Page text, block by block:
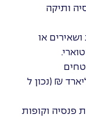
ותיקה
ושאירים או
כ-5,700 מבוטחים
ונכסיה עומדים על כ-2.1 מיליארד ₪ (נכון ל
פנסיה וקופות